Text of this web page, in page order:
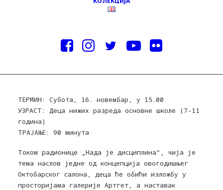
ТЕРМИН: Субота, 16. новембар, у 15.00
УЗРАСТ: Деца нижих разреда основне школе (7-11
година)
ТРАЈАЊЕ: 90 минута
Током радионице „Нада је дисциплина“, чија је
тема наслов једне од концепција овогодишњег
Октобарског салона, деца ће обићи изложбу у
просторијама галерије Артгет, а наставак